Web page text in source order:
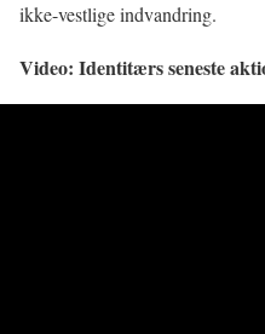
ikke-vestlige indvandring.
Video: Identitærs seneste